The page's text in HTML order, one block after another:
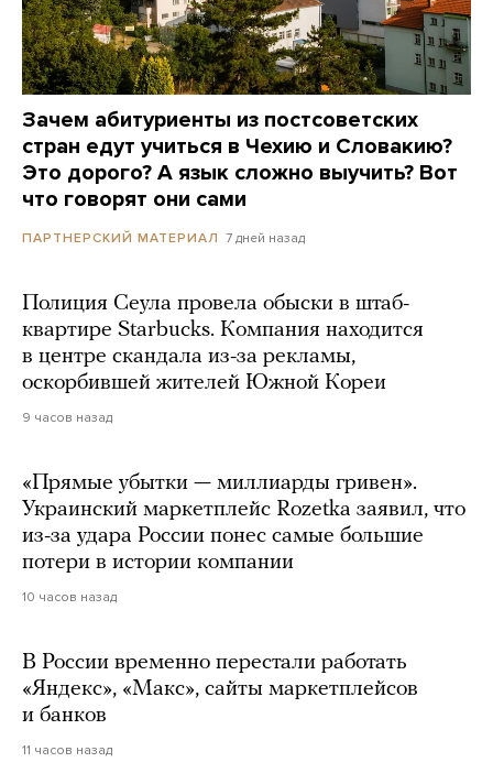
Зачем абитуриенты из постсоветских
стран едут учиться в Чехию и Словакию?
Это дорого? А язык сложно выучить? Вот
что говорят они сами
ПАРТНЕРСКИЙ МАТЕРИАЛ 7 дней назад
Полиция Сеула провела обыски в штаб-
квартире Starbucks. Компания находится
в центре скандала из-за рекламы,
оскорбившей жителей Южной Кореи
9 часов назад
«Прямые убытки — миллиарды гривен».
Украинский маркетплейс Rozetka заявил, что
из-за удара России понес самые большие
потери в истории компании
10 часов назад
В России временно перестали работать
«Яндекс», «Макс», сайты маркетплейсов
и банков
11 часов назад